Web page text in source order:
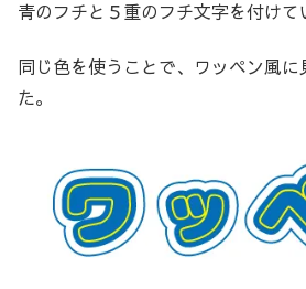
青のフチと５重のフチ文字を付けて
同じ色を使うことで、ワッペン風
た。